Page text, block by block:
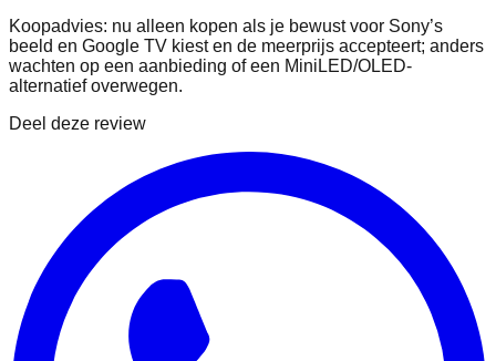
Koopadvies: nu alleen kopen als je bewust voor Sony’s
beeld en Google TV kiest en de meerprijs accepteert; anders
wachten op een aanbieding of een MiniLED/OLED-
alternatief overwegen.
Deel deze review